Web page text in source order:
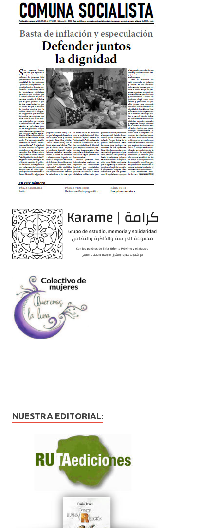
NUESTRA EDITORIAL: